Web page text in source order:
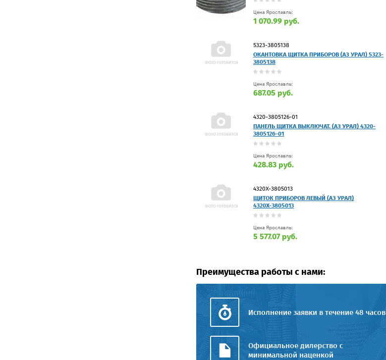
Цена Ярославль:
1 070.99 руб.
5323-3805138
ОКАНТОВКА ЩИТКА ПРИБОРОВ (АЗ УРАЛ) 5323-
3805138
Цена Ярославль:
687.05 руб.
4320-3805126-01
ПАНЕЛЬ ЩИТКА ВЫКЛЮЧАТ. (АЗ УРАЛ) 4320-
3805126-01
Цена Ярославль:
428.83 руб.
4320Х-3805013
ЩИТОК ПРИБОРОВ ЛЕВЫЙ (АЗ УРАЛ)
4320Х-3805013
Цена Ярославль:
5 577.07 руб.
Преимущества работы с нами:
Исполнение заявки в течение 48 часов
Официальное дилерство с
минимальной наценкой